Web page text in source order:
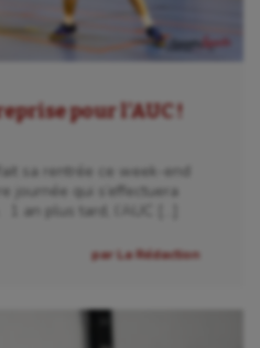
pour l’AUC !
sa rentrée ce week-end
journée qui s’effectuera
an plus tard, l’AUC […]
par La Rédaction